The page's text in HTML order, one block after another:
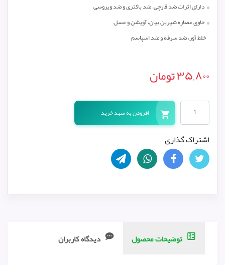
دارای اثرات ضد قارچی، ضد باکتری و ضد ویروسی
حاوی عصاره شیرین بیان، آویشن و عسل
خلط آور، ضد سرفه و ضد اسپاسم
۳۵,۸۰۰تومان
افزودن به سبد خرید
اشتراک گذاری
توضیحات محصول دیدگاه کاربران